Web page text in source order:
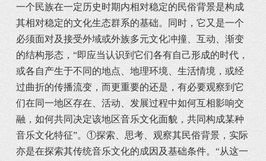
一个民族在一定历史时期内相对稳定的民俗背景是构成
其相对稳定的文化生态群系的基础。同时，它又是一个
必须面对及接受外域或外族多元文化冲撞、互动、渐变
的结构形态，“即应当认识到它们各有自己形成的时代，
或各自产生于不同的地点、地理环境、生活情境，或经
过曲折的传播流变，而更重要的还是，有必要观察到它
们在同一地区存在、活动、发展过程中如何互相影响交
融，如何共同决定该地区音乐文化面貌，共同构成某种
音乐文化特征”。①探索、思考、观察其民俗背景，实际
亦是在探索其传统音乐文化的成因及基础条件。“从这一